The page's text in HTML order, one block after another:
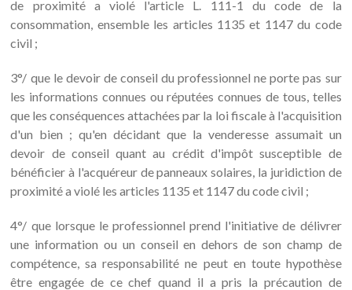
de proximité a violé l'article L. 111-1 du code de la
consommation, ensemble les articles 1135 et 1147 du code
civil ;
3°/ que le devoir de conseil du professionnel ne porte pas sur
les informations connues ou réputées connues de tous, telles
que les conséquences attachées par la loi fiscale à l'acquisition
d'un bien ; qu'en décidant que la venderesse assumait un
devoir de conseil quant au crédit d'impôt susceptible de
bénéficier à l'acquéreur de panneaux solaires, la juridiction de
proximité a violé les articles 1135 et 1147 du code civil ;
4°/ que lorsque le professionnel prend l'initiative de délivrer
une information ou un conseil en dehors de son champ de
compétence, sa responsabilité ne peut en toute hypothèse
être engagée de ce chef quand il a pris la précaution de